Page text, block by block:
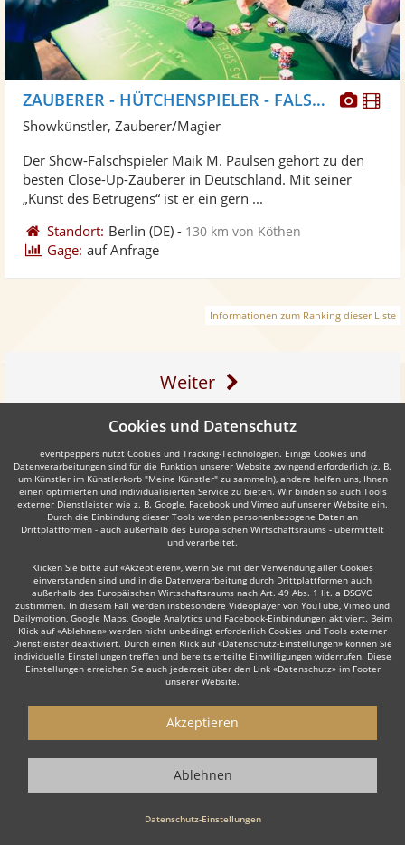
Fotos
ZAUBERER - HÜTCHENSPIELER - FALSCHSPIELER
Showkünstler, Zauberer/Magier
Der Show-Falschspieler Maik M. Paulsen gehört zu den
besten Close-Up-Zauberer in Deutschland. Mit seiner
„Kunst des Betrügens“ ist er ein gern ...
Standort: Berlin (DE) - 130 km von Köthen
Gage: auf Anfrage
Informationen zum Ranking dieser Liste
Weiter
Auch interessant:
Bodypainting
Wie funktioniert's?
Starten Sie mit dem Button 'Kostenlos anfragen' eine Anfrage an die für
Cookies und Datenschutz
eventpeppers nutzt Cookies und Tracking-Technologien. Einige Cookies und
Datenverarbeitungen sind für die Funktion unserer Website zwingend erforderlich (z. B.
um Künstler im Künstlerkorb "Meine Künstler" zu sammeln), andere helfen uns, Ihnen
einen optimierten und individualisierten Service zu bieten. Wir binden so auch Tools
externer Dienstleister wie z. B. Google, Facebook und Vimeo auf unserer Website ein.
Durch die Einbindung dieser Tools werden personenbezogene Daten an
Drittplattformen - auch außerhalb des Europäischen Wirtschaftsraums - übermittelt
und verarbeitet.
Klicken Sie bitte auf «Akzeptieren», wenn Sie mit der Verwendung aller Cookies
einverstanden sind und in die Datenverarbeitung durch Drittplattformen auch
außerhalb des Europäischen Wirtschaftsraums nach Art. 49 Abs. 1 lit. a DSGVO
zustimmen. In diesem Fall werden insbesondere Videoplayer von YouTube, Vimeo und
Dailymotion, Google Maps, Google Analytics und Facebook-Einbindungen aktiviert. Beim
Klick auf «Ablehnen» werden nicht unbedingt erforderlich Cookies und Tools externer
Dienstleister deaktiviert. Durch einen Klick auf «Datenschutz-Einstellungen» können Sie
individuelle Einstellungen treffen und bereits erteilte Einwilligungen widerrufen. Diese
Einstellungen erreichen Sie auch jederzeit über den Link «Datenschutz» im Footer
unserer Website.
Datenschutz-Einstellungen
Akzeptieren
Ablehnen